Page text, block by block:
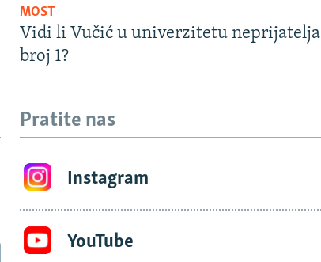
MOST
Vidi li Vučić u univerzitetu neprijatelja
broj 1?
Pratite nas
Instagram
YouTube